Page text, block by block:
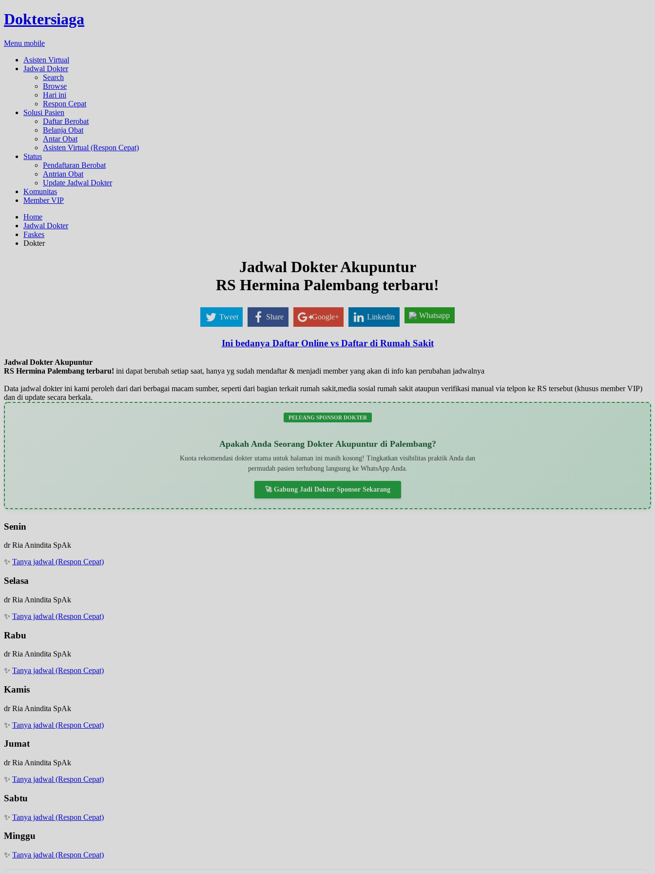
Doktersiaga
Menu mobile
Asisten Virtual
Jadwal Dokter
Search
Browse
Hari ini
Respon Cepat
Solusi Pasien
Daftar Berobat
Belanja Obat
Antar Obat
Asisten Virtual (Respon Cepat)
Status
Pendaftaran Berobat
Antrian Obat
Update Jadwal Dokter
Komunitas
Member VIP
Home
Jadwal Dokter
Faskes
Dokter
Jadwal Dokter Akupuntur
RS Hermina Palembang terbaru!
Tweet Share Google+ Linkedin Whatsapp
Ini bedanya Daftar Online vs Daftar di Rumah Sakit
Jadwal Dokter Akupuntur
RS Hermina Palembang terbaru! ini dapat berubah setiap saat, hanya yg sudah mendaftar & menjadi member yang akan di info kan perubahan jadwalnya
Data jadwal dokter ini kami peroleh dari dari berbagai macam sumber, seperti dari bagian terkait rumah sakit,media sosial rumah sakit ataupun verifikasi manual via telpon ke RS tersebut (khusus member VIP)
dan di update secara berkala.
PELUANG SPONSOR DOKTER
Apakah Anda Seorang Dokter Akupuntur di Palembang?
Kuota rekomendasi dokter utama untuk halaman ini masih kosong! Tingkatkan visibilitas praktik Anda dan
permudah pasien terhubung langsung ke WhatsApp Anda.
🚀 Gabung Jadi Dokter Sponsor Sekarang
Senin
dr Ria Anindita SpAk
✨ Tanya jadwal (Respon Cepat)
Selasa
dr Ria Anindita SpAk
✨ Tanya jadwal (Respon Cepat)
Rabu
dr Ria Anindita SpAk
✨ Tanya jadwal (Respon Cepat)
Kamis
dr Ria Anindita SpAk
✨ Tanya jadwal (Respon Cepat)
Jumat
dr Ria Anindita SpAk
✨ Tanya jadwal (Respon Cepat)
Sabtu
✨ Tanya jadwal (Respon Cepat)
Minggu
✨ Tanya jadwal (Respon Cepat)